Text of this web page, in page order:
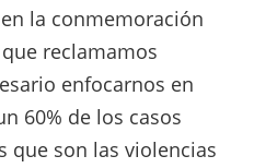
la conmemoración
reclamamos
enfocarnos en
60% de los casos
que son las violencias